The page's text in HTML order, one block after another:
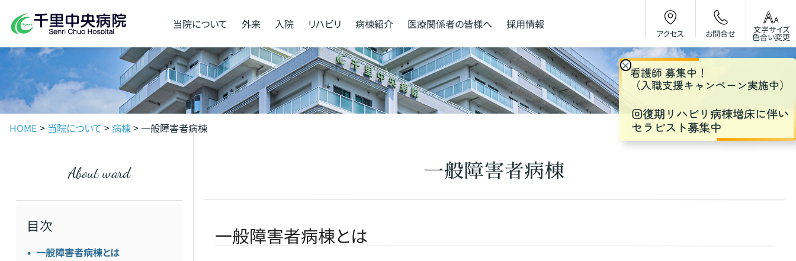
当院について 外来 入院 リハビリ 病棟紹介 医療関係者の皆様へ 採用情報
アクセス お問合せ 文字サイズ
色合い変更
HOME > 当院について >病棟>一般障害者病棟
一般障害者病棟
一般障害者病棟とは
about ward
目次
一般障害者病棟とは
×看護師 募集中！
（入職支援キャンペーン実施中）
回復期リハビリ病棟増床に伴い
セラピスト募集中